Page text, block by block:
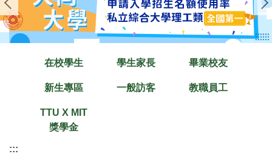
容
區
在校學生 學生家長 畢業校友
新生專區 一般訪客 教職員工
TTU X MIT
獎學金
:::